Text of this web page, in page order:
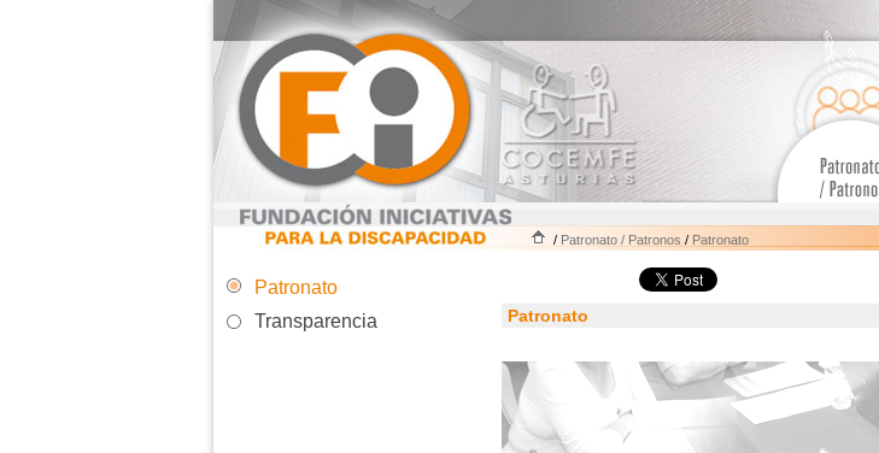
/ Patronato / Patronos / Patronato
Patronato
Transparencia
Patronato